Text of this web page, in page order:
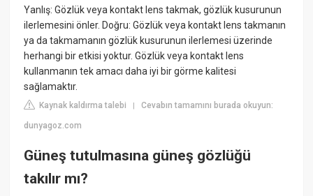
Yanlış: Gözlük veya kontakt lens takmak, gözlük kusurunun
ilerlemesini önler. Doğru: Gözlük veya kontakt lens takmanın
ya da takmamanın gözlük kusurunun ilerlemesi üzerinde
herhangi bir etkisi yoktur. Gözlük veya kontakt lens
kullanmanın tek amacı daha iyi bir görme kalitesi
sağlamaktır.
Kaynak kaldırma talebi |Cevabın tamamını burada okuyun:
dunyagoz.com
Güneş tutulmasına güneş gözlüğü
takılır mı?